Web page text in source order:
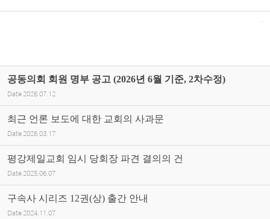
공동의회 회원 명부 공고 (2026년 6월 기준, 2차수정)
Date 2026.07.12
최근 언론 보도에 대한 교회의 사과문
Date 2026.03.17
평강제일교회 임시 당회장 파견 결의의 건
Date 2025.06.07
구속사 시리즈 12권(상) 출간 안내
Date 2024.11.07